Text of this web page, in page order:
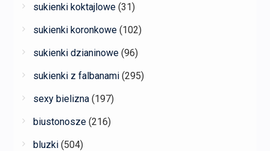
sukienki koktajlowe (31)
sukienki koronkowe (102)
sukienki dzianinowe (96)
sukienki z falbanami (295)
sexy bielizna (197)
biustonosze (216)
bluzki (504)